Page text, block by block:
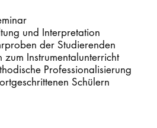
und Interpretation
der Studierenden
Instrumentalunterricht
Professionalisierung
Schülern
Intranet
myCampus